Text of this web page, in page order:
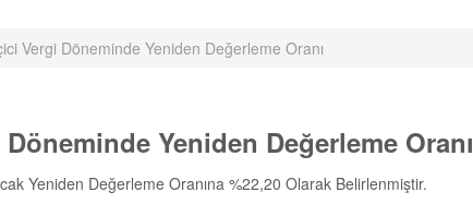
Vergi Döneminde Yeniden Değerleme Oranı
Yeniden Değerleme Oranı
Yeniden Değerleme Oranına %22,20 Olarak Belirlenmiştir.